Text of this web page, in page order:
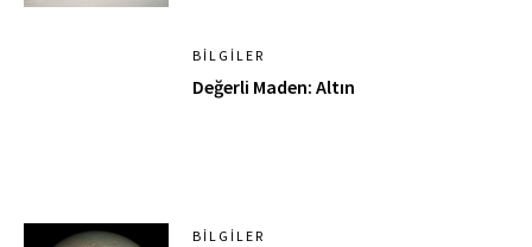
BILGILER
Değerli Maden: Altın
BILGILER